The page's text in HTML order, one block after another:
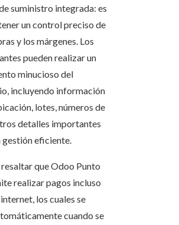
suministro integrada: es
un control preciso de
y los márgenes. Los
pueden realizar un
minucioso del
incluyendo información
lotes, números de
detalles importantes
gestión eficiente.
que Odoo Punto
realizar pagos incluso
los cuales se
cuando se